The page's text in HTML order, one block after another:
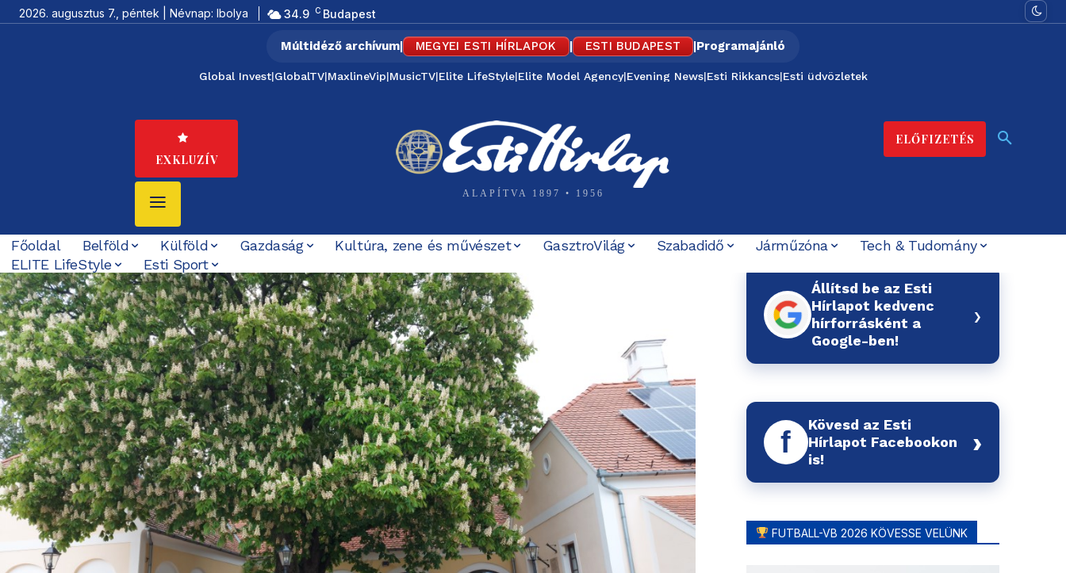
2026. augusztus 7., péntek | Névnap: Ibolya 34.9 C Budapest
Múltidéző archívum| MEGYEI ESTI HÍRLAPOK | ESTI BUDAPEST |Programajánló
Global Invest|GlobalTV|MaxlineVip|MusicTV|Elite LifeStyle|Elite Model Agency|Evening News|Esti Rikkancs|Esti üdvözletek
EXKLUZÍV
ALAPÍTVA 1897 • 1956
ELŐFIZETÉS
Főoldal Belföld Külföld Gazdaság Kultúra, zene és művészet GasztroVilág Szabadidő Járműzóna
Tech & Tudomány
ELITE LifeStyle
Esti Sport
Állítsd be az Esti
Hírlapot kedvenc
hírforrásként a
Google-ben!
›
f
Kövesd az Esti
Hírlapot Facebookon
is!
›
FUTBALL-VB 2026 KÖVESSE VELÜNK